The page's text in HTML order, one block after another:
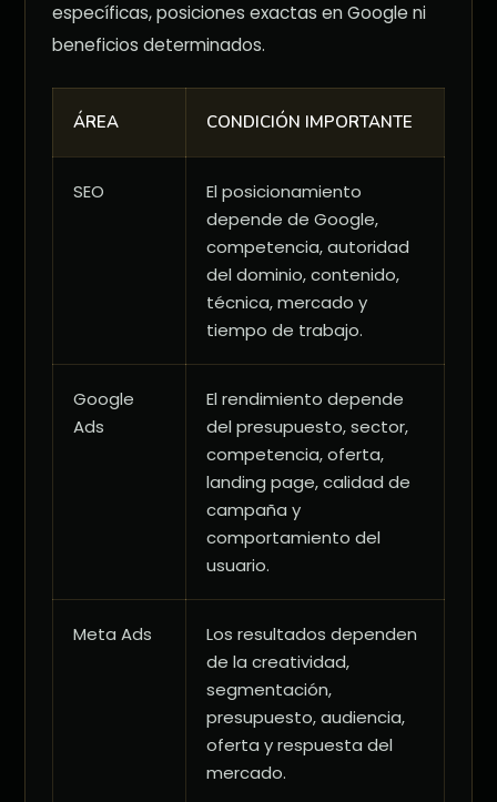
específicas, posiciones exactas en Google ni
beneficios determinados.
ÁREA CONDICIÓN IMPORTANTE
SEO
El posicionamiento
depende de Google,
competencia, autoridad
del dominio, contenido,
técnica, mercado y
tiempo de trabajo.
Google
Ads
El rendimiento depende
del presupuesto, sector,
competencia, oferta,
landing page, calidad de
campaña y
comportamiento del
usuario.
Meta Ads
Los resultados dependen
de la creatividad,
segmentación,
presupuesto, audiencia,
oferta y respuesta del
mercado.